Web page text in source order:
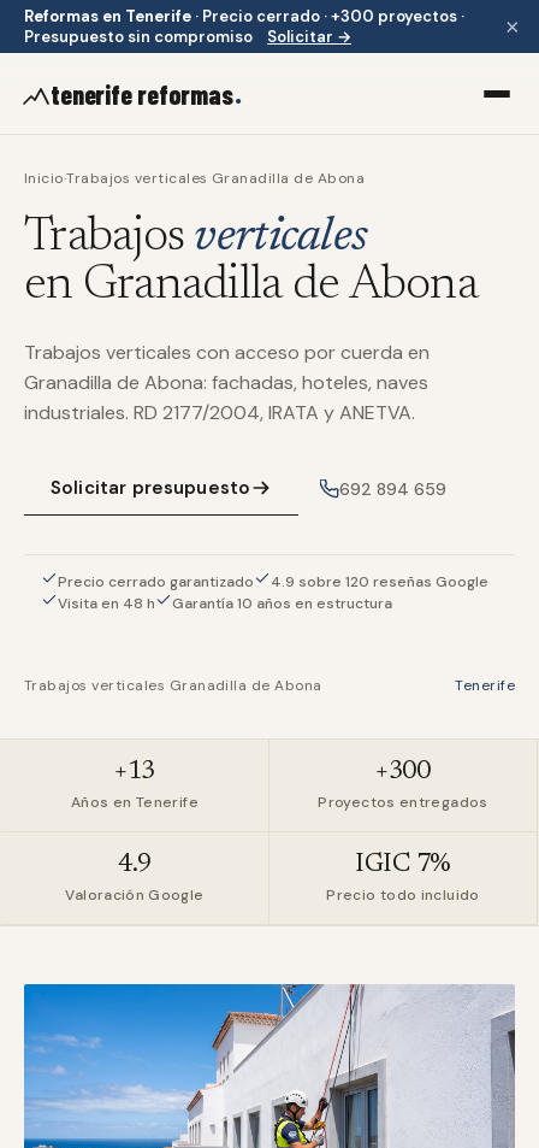
Reformas en Tenerife · Precio cerrado · +300 proyectos ·
Presupuesto sin compromiso
Solicitar → ×
tenerife reformas.
Inicio·Trabajos verticales Granadilla de Abona
Trabajos verticales
en Granadilla de Abona
Trabajos verticales con acceso por cuerda en
Granadilla de Abona: fachadas, hoteles, naves
industriales. RD 2177/2004, IRATA y ANETVA.
Solicitar presupuesto 692 894 659
Precio cerrado garantizado
4.9 sobre 120 reseñas Google
Visita en 48 h
Garantía 10 años en estructura
Trabajos verticales Granadilla de Abona Tenerife
+13
Años en Tenerife
+300
Proyectos entregados
4.9
Valoración Google
IGIC 7%
Precio todo incluido